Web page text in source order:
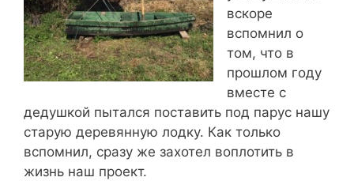
вскоре
вспомнил о
том, что в
прошлом году
вместе с
дедушкой пытался поставить под парус нашу
старую деревянную лодку. Как только
вспомнил, сразу же захотел воплотить в
жизнь наш проект.